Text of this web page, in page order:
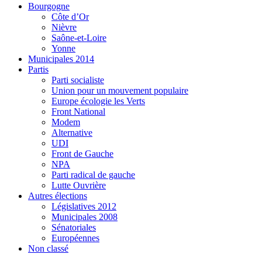
Bourgogne
Côte d’Or
Nièvre
Saône-et-Loire
Yonne
Municipales 2014
Partis
Parti socialiste
Union pour un mouvement populaire
Europe écologie les Verts
Front National
Modem
Alternative
UDI
Front de Gauche
NPA
Parti radical de gauche
Lutte Ouvrière
Autres élections
Législatives 2012
Municipales 2008
Sénatoriales
Européennes
Non classé